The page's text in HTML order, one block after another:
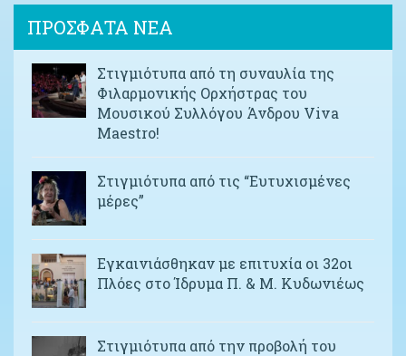
ΠΡΟΣΦΑΤΑ ΝΕΑ
Στιγμιότυπα από τη συναυλία της
Φιλαρμονικής Ορχήστρας του
Μουσικού Συλλόγου Άνδρου Viva
Maestro!
Στιγμιότυπα από τις “Ευτυχισμένες
μέρες”
Εγκαινιάσθηκαν με επιτυχία οι 32οι
Πλόες στο Ίδρυμα Π. & Μ. Κυδωνιέως
Στιγμιότυπα από την προβολή του